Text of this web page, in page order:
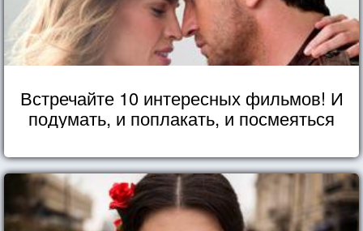
Встречайте 10 интересных фильмов! И
подумать, и поплакать, и посмеяться